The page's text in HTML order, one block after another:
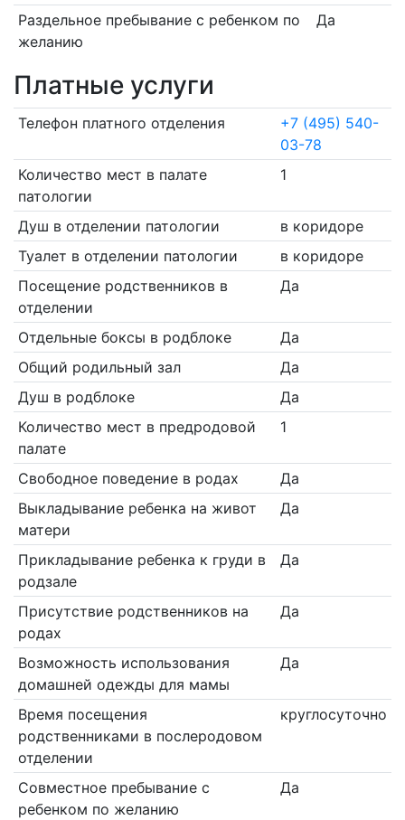
Раздельное пребывание с ребенком по
желанию
Да
Платные услуги
Телефон платного отделения
+7 (495) 540-
03-78
Количество мест в палате
патологии
1
Душ в отделении патологии
в коридоре
Туалет в отделении патологии
в коридоре
Посещение родственников в
отделении
Да
Отдельные боксы в родблоке
Да
Общий родильный зал
Да
Душ в родблоке
Да
Количество мест в предродовой
палате
1
Свободное поведение в родах
Да
Выкладывание ребенка на живот
матери
Да
Прикладывание ребенка к груди в
родзале
Да
Присутствие родственников на
родах
Да
Возможность использования
домашней одежды для мамы
Да
Время посещения
родственниками в послеродовом
отделении
круглосуточно
Совместное пребывание с
ребенком по желанию
Да